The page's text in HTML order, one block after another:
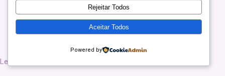
Ler +
Rejeitar Todos
Aceitar Todos
Powered by